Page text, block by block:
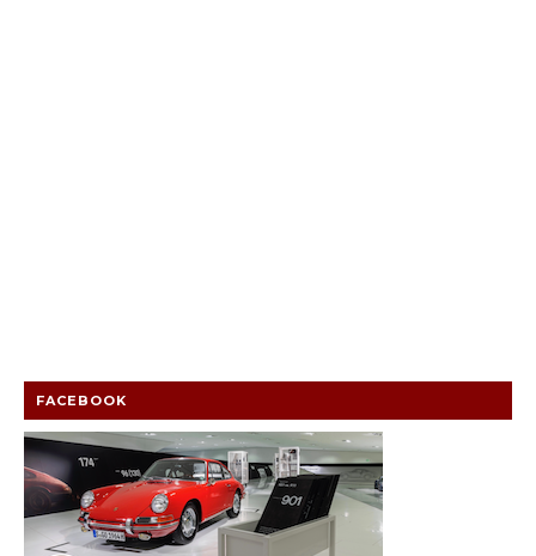
FACEBOOK